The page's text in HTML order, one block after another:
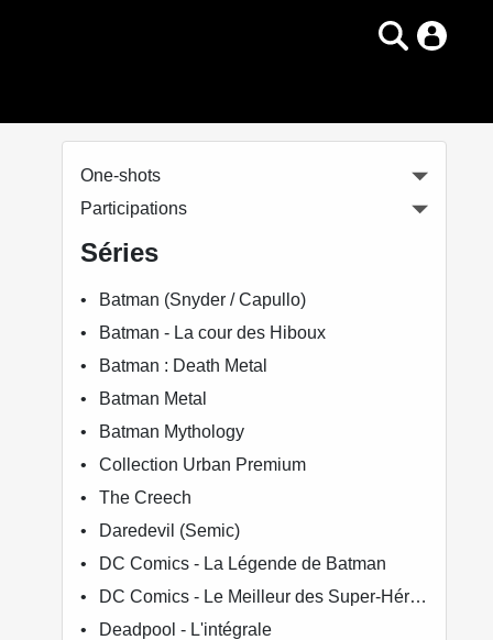
One-shots
Participations
Séries
Batman (Snyder / Capullo)
Batman - La cour des Hiboux
Batman : Death Metal
Batman Metal
Batman Mythology
Collection Urban Premium
The Creech
Daredevil (Semic)
DC Comics - La Légende de Batman
DC Comics - Le Meilleur des Super-Héros
Deadpool - L'intégrale